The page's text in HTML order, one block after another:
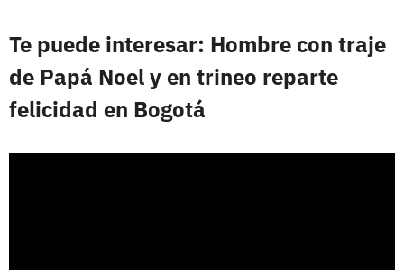
Te puede interesar: Hombre con traje
de Papá Noel y en trineo reparte
felicidad en Bogotá